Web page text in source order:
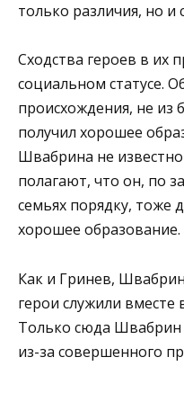
только различия, но и
Сходства героев в их
социальном статусе.
происхождения, не из
получил хорошее
Швабрина не
полагают, что он, по
семьях порядку, тоже
хорошее образование.
Как и Гринев,
герои служили вместе
Только сюда Швабрин
из-за совершенного